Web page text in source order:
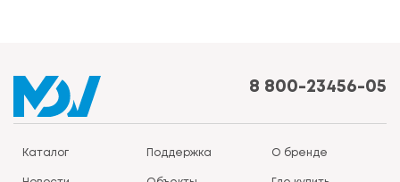
8 800-23456-05
Каталог Поддержка О бренде